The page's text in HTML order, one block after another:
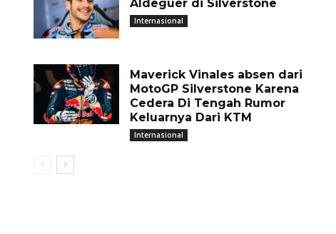
Aldeguer di Silverstone
Internasional
Maverick Vinales absen dari
MotoGP Silverstone Karena
Cedera Di Tengah Rumor
Keluarnya Dari KTM
Internasional